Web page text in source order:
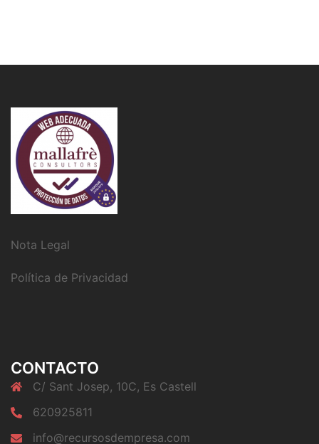
Nota Legal
Política de Privacidad
CONTACTO
C/ Sant Josep, 10C, Es Castell
620925811
info@recursosdempresa.com